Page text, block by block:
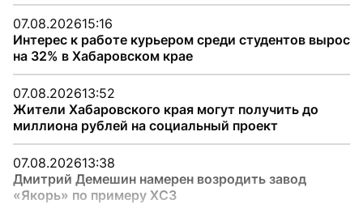
07.08.202615:16
Интерес к работе курьером среди студентов вырос
на 32% в Хабаровском крае
07.08.202613:52
Жители Хабаровского края могут получить до
миллиона рублей на социальный проект
07.08.202613:38
Дмитрий Демешин намерен возродить завод
«Якорь» по примеру ХСЗ